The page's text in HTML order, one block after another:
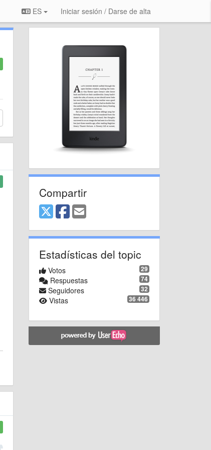
ES Iniciar sesión / Darse de alta
Compartir
Estadísticas del topic
29
Votos
74
Respuestas
32
Seguidores
36 446
Vistas